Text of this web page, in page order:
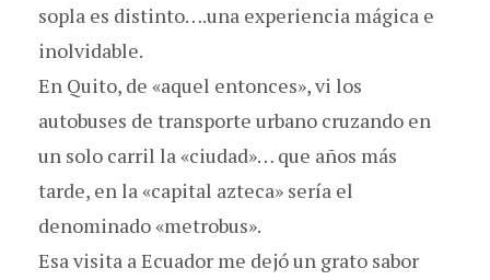
sopla es distinto….una experiencia mágica e
inolvidable.
En Quito, de «aquel entonces», vi los
autobuses de transporte urbano cruzando en
un solo carril la «ciudad»… que años más
tarde, en la «capital azteca» sería el
denominado «metrobus».
Esa visita a Ecuador me dejó un grato sabor